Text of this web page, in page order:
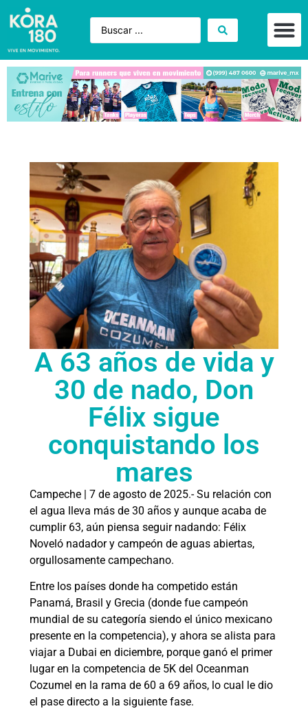
A 63 años de vida y
30 de nado, Don
Félix sigue
conquistando los
mares
Campeche | 7 de agosto de 2025.- Su relación con
el agua lleva más de 30 años y aunque acaba de
cumplir 63, aún piensa seguir nadando: Félix
Noveló nadador y campeón de aguas abiertas,
orgullosamente campechano.
Entre los países donde ha competido están
Panamá, Brasil y Grecia (donde fue campeón
mundial de su categoría siendo el único mexicano
presente en la competencia), y ahora se alista para
viajar a Dubai en diciembre, porque ganó el primer
lugar en la competencia de 5K del Oceanman
Cozumel en la rama de 60 a 69 años, lo cual le dio
el pase directo a la siguiente fase.